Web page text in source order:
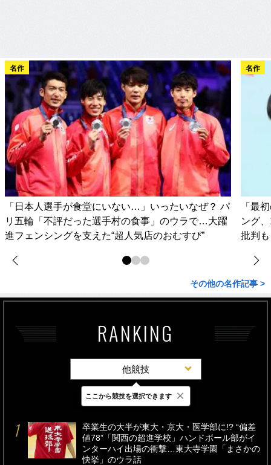
名作
「日本人選手が食堂にいない…」いったいなぜ？ パ
リ五輪「不評だった選手村の食事」のウラで…大躍
進フェンシングを支えた“超人気店のおむすび”
名作
「最
ング
批判
その他の名作記事 >
RANKING
他競技
最新 24時間 週間
卒業生の大半が東大・京大・医学部に!? “偏差
値78”「関西の超進学校」ハンドボール部がイ
ンターハイ出場の衝撃…東大寺学園「まさかの
快挙」のウラ話
ここから競技を選択できます ×